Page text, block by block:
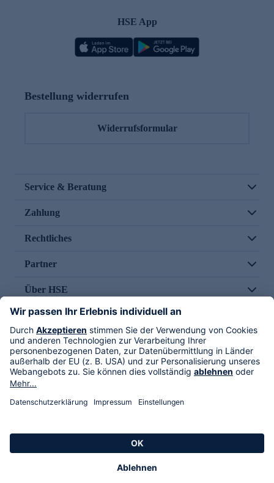
HSE App
Bestellung widerrufen
Widerrufsformular
Service & Beratung
Zahlung
Rechtliches
Partner
Über HSE
Im TV
HSE International